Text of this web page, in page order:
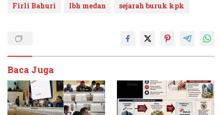
Firli Bahuri lbh medan sejarah buruk kpk
Baca Juga